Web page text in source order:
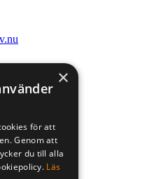
×
för att
Genom att
du till alla
Läs